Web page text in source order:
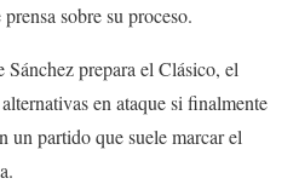
sobre su proceso.
prepara el Clásico, el
en ataque si finalmente
un partido que suele marcar el